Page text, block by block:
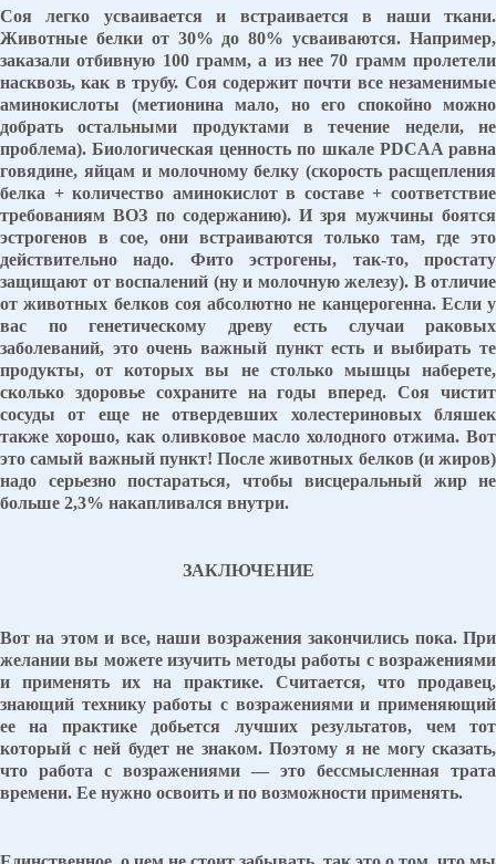
Соя легко усваивается и встраивается в наши ткани.
Животные белки от 30% до 80% усваиваются. Например,
заказали отбивную 100 грамм, а из нее 70 грамм пролетели
насквозь, как в трубу. Соя содержит почти все незаменимые
аминокислоты (метионина мало, но его спокойно можно
добрать остальными продуктами в течение недели, не
проблема). Биологическая ценность по шкале PDCAA равна
говядине, яйцам и молочному белку (скорость расщепления
белка + количество аминокислот в составе + соответствие
требованиям ВОЗ по содержанию). И зря мужчины боятся
эстрогенов в сое, они встраиваются только там, где это
действительно надо. Фито эстрогены, так-то, простату
защищают от воспалений (ну и молочную железу). В отличие
от животных белков соя абсолютно не канцерогенна. Если у
вас по генетическому древу есть случаи раковых
заболеваний, это очень важный пункт есть и выбирать те
продукты, от которых вы не столько мышцы наберете,
сколько здоровье сохраните на годы вперед. Соя чистит
сосуды от еще не отвердевших холестериновых бляшек
также хорошо, как оливковое масло холодного отжима. Вот
это самый важный пункт! После животных белков (и жиров)
надо серьезно постараться, чтобы висцеральный жир не
больше 2,3% накапливался внутри.
ЗАКЛЮЧЕНИЕ
Вот на этом и все, наши возражения закончились пока. При
желании вы можете изучить методы работы с возражениями
и применять их на практике. Считается, что продавец,
знающий технику работы с возражениями и применяющий
ее на практике добьется лучших результатов, чем тот
который с ней будет не знаком. Поэтому я не могу сказать,
что работа с возражениями — это бессмысленная трата
времени. Ее нужно освоить и по возможности применять.